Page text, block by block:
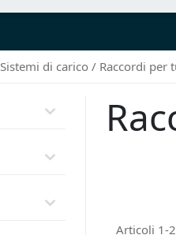
Sistemi di carico Raccordi per
Articoli 1-